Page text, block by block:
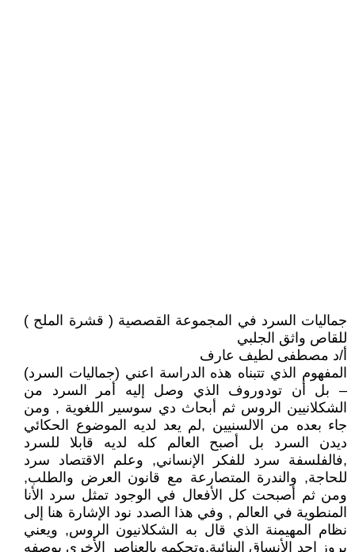
جماليات السرد في المجموعة القصصية ( قشرة الملح )
للقاص واثق الجلبي
أ/د مصطفى لطيف عارف
المفهوم الذي تتبناه هذه الدراسة اعني (جماليات السرد)
– بل أن تودوروف الذي وصل إليه أمر السرد من
الشكلانيين الروس ثم أبحاث دي سوسير اللغوية , ومن
جاء بعده من الالسنيين ,لم يعد لديه الموضوع الحكائي
ديدن السرد بل أصبح العالم كله لديه قابلا للسرد
,فالفلسفة سرد للفكر الإنساني, وعلم الاقتصاد سرد
للحاجة, والندرة المتصارعة مع قانون العرض والطلب,
ومن ثم أصبحت كل الأفعال في الوجود تمثل سرد الأنا
المنطوية في العالم , وفي هذا الصدد نود الإشارة هنا إلى
نظام المهيمنة الذي قال به الشكلانيون الروس, ويعني
بروز احد الأنساق البنائية,وتحكمه بالعناصر الأخرى بوصفه